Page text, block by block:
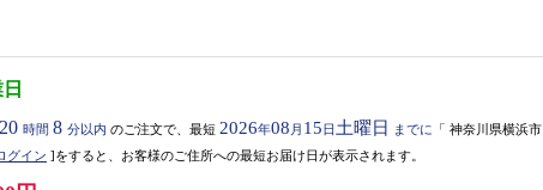
20 時間 8 分以内 のご注文で、最短 2026年08 月 15日 土曜日 までに 「 神奈川県横浜市
グイン ]をすると、お客様のご住所への最短お届け日が表示されます。